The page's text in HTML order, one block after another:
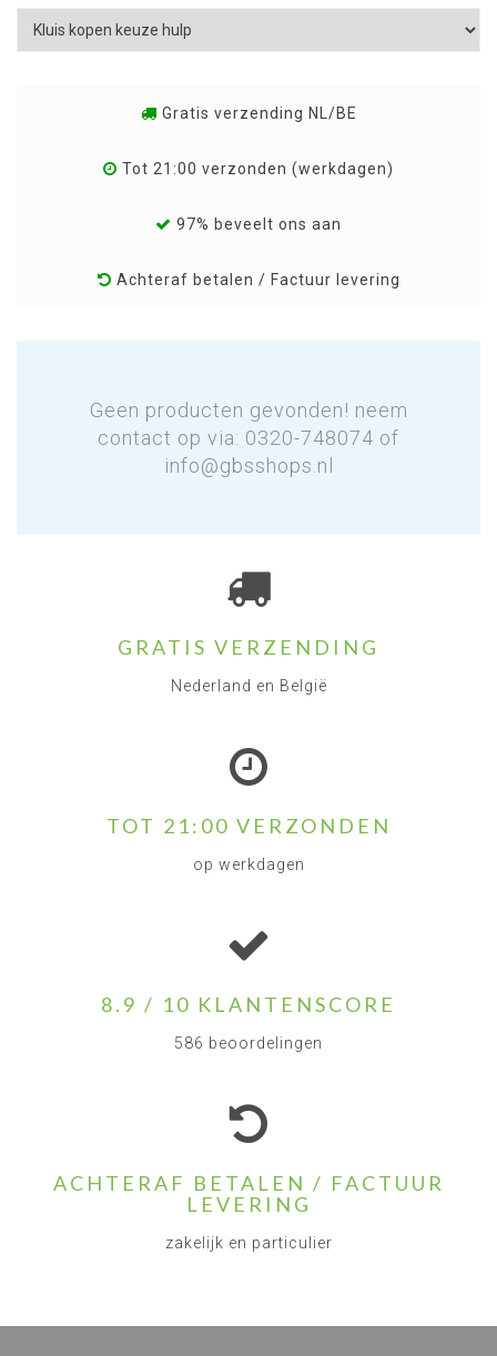
Gratis verzending NL/BE
Tot 21:00 verzonden (werkdagen)
97% beveelt ons aan
Achteraf betalen / Factuur levering
Geen producten gevonden! neem
contact op via: 0320-748074 of
info@gbsshops.nl
GRATIS VERZENDING
Nederland en België
TOT 21:00 VERZONDEN
op werkdagen
8.9 / 10 KLANTENSCORE
586 beoordelingen
ACHTERAF BETALEN / FACTUUR
LEVERING
zakelijk en particulier